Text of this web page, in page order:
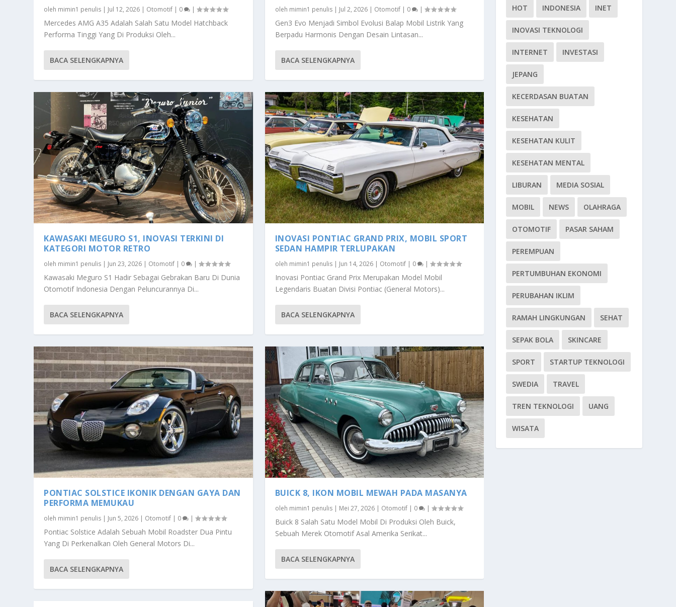
oleh mimin1 penulis | Jul 12, 2026 | Otomotif | 0 |
Mercedes AMG A35 Adalah Salah Satu Model Hatchback
Performa Tinggi Yang Di Produksi Oleh...
BACA SELENGKAPNYA
KAWASAKI MEGURO S1, INOVASI TERKINI DI
KATEGORI MOTOR RETRO
oleh mimin1 penulis | Jun 23, 2026 | Otomotif | 0 |
Kawasaki Meguro S1 Hadir Sebagai Gebrakan Baru Di Dunia
Otomotif Indonesia Dengan Peluncurannya Di...
BACA SELENGKAPNYA
PONTIAC SOLSTICE IKONIK DENGAN GAYA DAN
PERFORMA MEMUKAU
oleh mimin1 penulis | Jun 5, 2026 | Otomotif | 0 |
Pontiac Solstice Adalah Sebuah Mobil Roadster Dua Pintu
Yang Di Perkenalkan Oleh General Motors Di...
BACA SELENGKAPNYA
oleh mimin1 penulis| Jul 2, 2026| Otomotif| 0 |
Gen3 Evo Menjadi Simbol Evolusi Balap Mobil Listrik Yang
Berpadu Harmonis Dengan Desain Lintasan...
BACA SELENGKAPNYA
INOVASI PONTIAC GRAND PRIX, MOBIL SPORT
SEDAN HAMPIR TERLUPAKAN
oleh mimin1 penulis| Jun 14, 2026| Otomotif| 0 |
Inovasi Pontiac Grand Prix Merupakan Model Mobil
Legendaris Buatan Divisi Pontiac (General Motors)...
BACA SELENGKAPNYA
BUICK 8, IKON MOBIL MEWAH PADA MASANYA
oleh mimin1 penulis| Mei 27, 2026| Otomotif| 0 |
Buick 8 Salah Satu Model Mobil Di Produksi Oleh Buick,
Sebuah Merek Otomotif Asal Amerika Serikat...
BACA SELENGKAPNYA
HOT INDONESIA INET
INOVASI TEKNOLOGI
INTERNET INVESTASI
JEPANG
KECERDASAN BUATAN
KESEHATAN
KESEHATAN KULIT
KESEHATAN MENTAL
LIBURAN MEDIA SOSIAL
MOBIL NEWS OLAHRAGA
OTOMOTIF PASAR SAHAM
PEREMPUAN
PERTUMBUHAN EKONOMI
PERUBAHAN IKLIM
RAMAH LINGKUNGAN SEHAT
SEPAK BOLA SKINCARE
SPORT STARTUP TEKNOLOGI
SWEDIA TRAVEL
TREN TEKNOLOGI UANG
WISATA